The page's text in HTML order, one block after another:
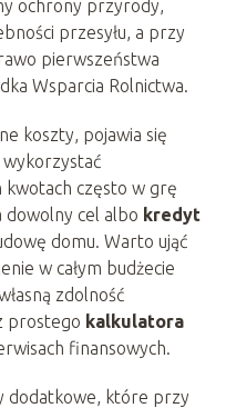
ochrony przyrody,
przesyłu, a przy
pierwszeństwa
Wsparcia Rolnictwa.
koszty, pojawia się
kwotach często w grę
dowolny cel albo kredyt
domu. Warto ująć
w całym budżecie
zdolność
prostego kalkulatora
finansowych.
dodatkowe, które przy